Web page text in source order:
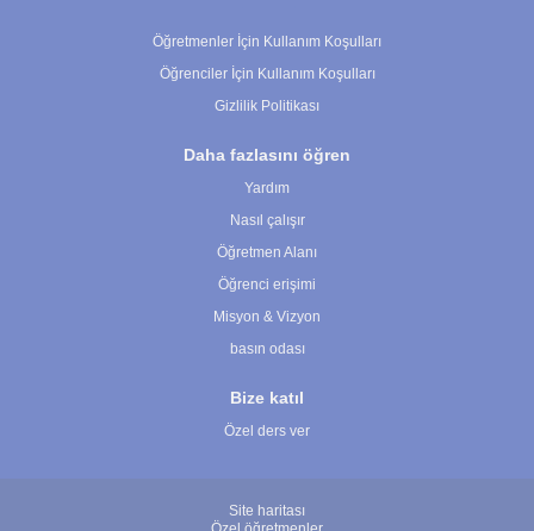
Öğretmenler İçin Kullanım Koşulları
Öğrenciler İçin Kullanım Koşulları
Gizlilik Politikası
Daha fazlasını öğren
Yardım
Nasıl çalışır
Öğretmen Alanı
Öğrenci erişimi
Misyon & Vizyon
basın odası
Bize katıl
Özel ders ver
Site haritası